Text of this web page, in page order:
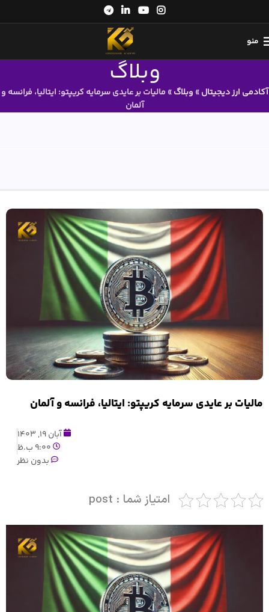
منو
وبلاگ
آکادمی ارز دیجیتال» وبلاگ» مالیات بر عایدی سرمایه کریپتو: ایتالیا، فرانسه و
آلمان
مالیات بر عایدی سرمایه کریپتو: ایتالیا، فرانسه و آلمان
آبان 19, 1403
9:00 ب.ظ
بدون نظر
امتیاز شما : post